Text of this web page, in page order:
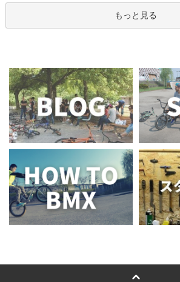
もっと見る